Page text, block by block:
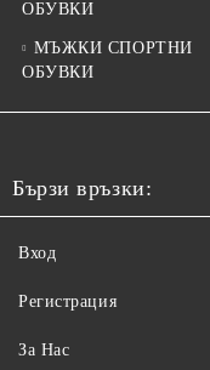
ОБУВКИ
МЪЖКИ СПОРТНИ
ОБУВКИ
Бързи връзки:
Вход
Регистрация
За Нас